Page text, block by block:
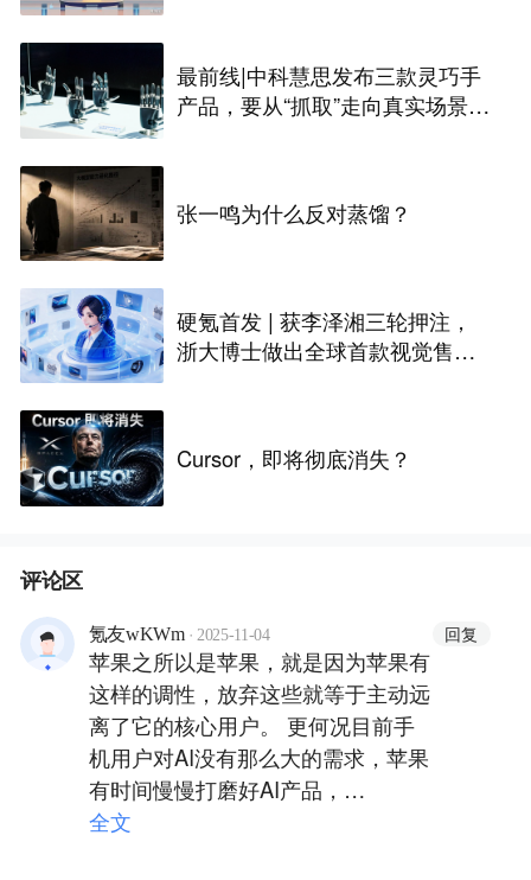
最前线|中科慧思发布三款灵巧手
产品，要从“抓取”走向真实场景作
张一鸣为什么反对蒸馏？
硬氪首发 | 获李泽湘三轮押注，
浙大博士做出全球首款视觉售后
Cursor，即将彻底消失？
评论区
氪友wKWm · 2025-11-04 回复
苹果之所以是苹果，就是因为苹果有
这样的调性，放弃这些就等于主动远
离了它的核心用户。 更何况目前手
机用户对AI没有那么大的需求，苹果
有时间慢慢打磨好AI产品，
iPhone17全球热销就是最好的证
全文